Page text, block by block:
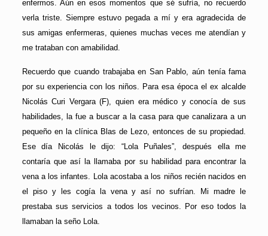
enfermos. Aún en esos momentos que sé sufría, no recuerdo
verla triste. Siempre estuvo pegada a mí y era agradecida de
sus amigas enfermeras, quienes muchas veces me atendían y
me trataban con amabilidad.
Recuerdo que cuando trabajaba en San Pablo, aún tenía fama
por su experiencia con los niños. Para esa época el ex alcalde
Nicolás Curi Vergara (F), quien era médico y conocía de sus
habilidades, la fue a buscar a la casa para que canalizara a un
pequeño en la clínica Blas de Lezo, entonces de su propiedad.
Ese día Nicolás le dijo: “Lola Puñales”, después ella me
contaría que así la llamaba por su habilidad para encontrar la
vena a los infantes. Lola acostaba a los niños recién nacidos en
el piso y les cogía la vena y así no sufrían. Mi madre le
prestaba sus servicios a todos los vecinos. Por eso todos la
llamaban la seño Lola.